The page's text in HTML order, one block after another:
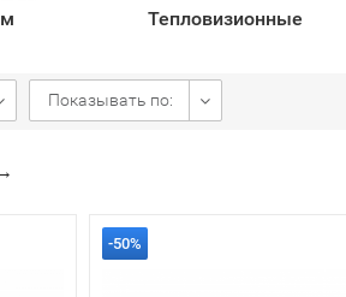
Тепловизионные
Показывать по:
-50%